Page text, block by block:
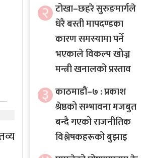
२ टोखा–छहरे सुरुङमार्गले
धेरै बस्ती मापदण्डका
कारण समस्यामा पर्ने
भएकाले विकल्प खोज्न
मन्त्री खनालको प्रस्ताव
३ काठमाडौं–७ : प्रकाश
श्रेष्ठको सम्भावना मजबुत
बन्दै गएको राजनीतिक
विश्लेषकहरूको बुझाइ